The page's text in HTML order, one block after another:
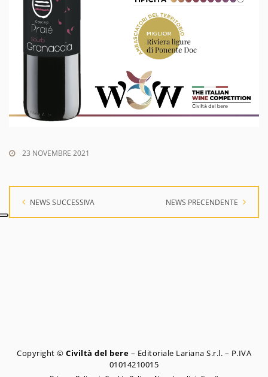
23 NOVEMBRE 2021
NEWS SUCCESSIVA NEWS PRECENDENTE
Copyright © Civiltà del bere – Editoriale Lariana S.r.l. – P.IVA
01014210015